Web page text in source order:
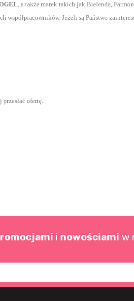
, a także marek takich jak Bielenda,
współpracowników.Jeżeli są Państwo
ofertę.
i nowościami w